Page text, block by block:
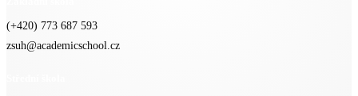
(+420) 773 687 593
zsuh@academicschool.cz